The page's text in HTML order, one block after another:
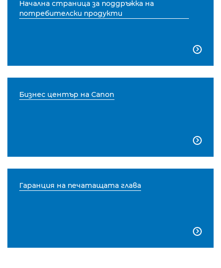
Начална страница за поддръжка на
потребителски продукти

Бизнес център на Canon

Гаранция на печатащата глава
